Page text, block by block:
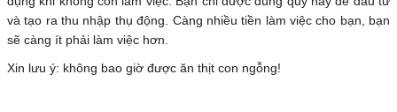
và tạo ra thu nhập thụ động. Càng nhiều tiền làm việc cho bạn, bạn
sẽ càng ít phải làm việc hơn.
Xin lưu ý: không bao giờ được ăn thịt con ngỗng!